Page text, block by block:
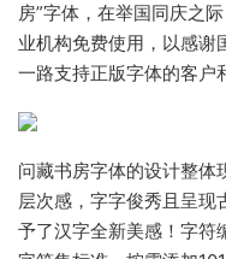
房”字体，在举国同庆之
业机构免费使用，以感谢
一路支持正版字体的客户
问藏书房字体的设计整体
层次感，字字俊秀且呈现
予了汉字全新美感！字